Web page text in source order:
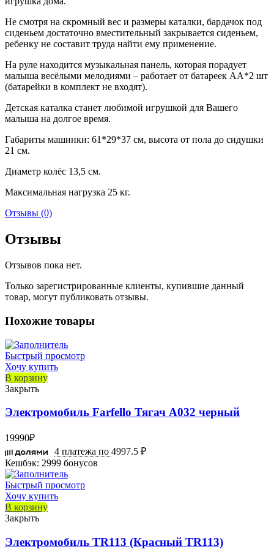
Не смотря на скромный вес и размеры каталки, бардачок под
сиденьем достаточно вместительный закрывается сиденьем,
ребенку не составит труда найти ему применение.
На руле находится музыкальная панель, которая порадует
малыша весёлыми мелодиями – работает от батареек АА*2 шт
(батарейки в комплект не входят).
Детская каталка станет любимой игрушкой для Вашего
малыша на долгое время.
Габариты машинки: 61*29*37 см, высота от пола до сидушки
21 см.
Диаметр колёс 13,5 см.
Максимальная нагрузка 25 кг.
Отзывы (0)
Отзывы
Отзывов пока нет.
Только зарегистрированные клиенты, купившие данный
товар, могут публиковать отзывы.
Похожие товары
Быстрый просмотр
Хочу купить
В корзину
Закрыть
Электромобиль Farfello Тягач A032 черный
19990₽
4 платежа по 4997.5 ₽
Кешбэк: 2999 бонусов
Быстрый просмотр
Хочу купить
В корзину
Закрыть
Электромобиль TR113 (Красный TR113)